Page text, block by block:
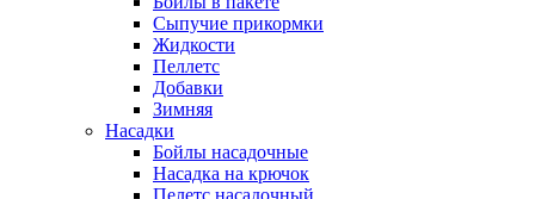
Сыпучие прикормки
Жидкости
Пеллетс
Добавки
Зимняя
Насадки
Бойлы насадочные
Насадка на крючок
Пелетс насадочный